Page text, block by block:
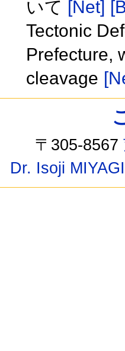
いて [Net]
Tectonic
Prefecture,
cleavage
〒305-8567
Dr. Isoji MIYAGI